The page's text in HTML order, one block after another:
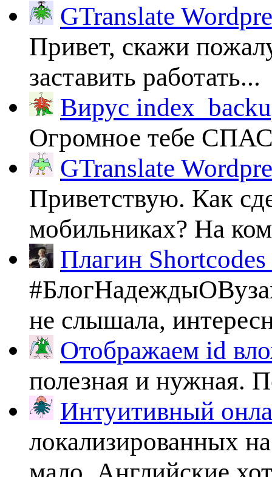
GTranslate
Привет, скажи
заставить работать...
Вирус
Огромное тебе
GTranslate
Приветствую. Как
мобильниках? На
Плагин
не слышала,
Отображаем id
полезная и нужная.
Интуитивный
локализированных